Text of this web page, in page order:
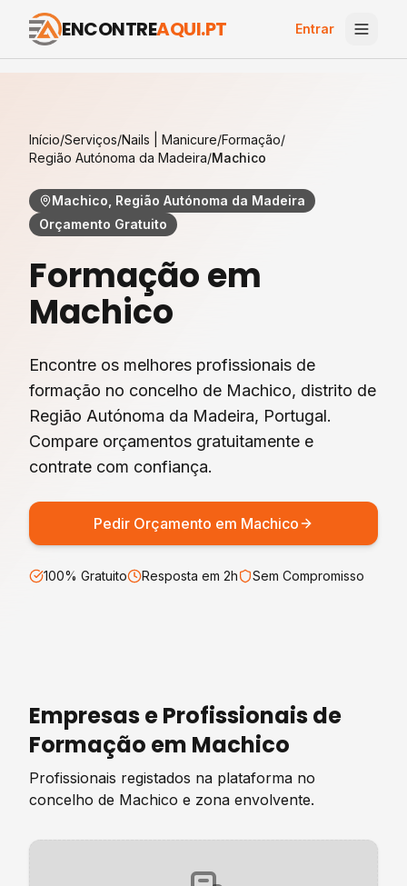
ENCONTREAQUI.PT Entrar
Início/Serviços/Nails | Manicure/Formação/
Região Autónoma da Madeira/Machico
Machico, Região Autónoma da Madeira
Orçamento Gratuito
Formaçãoem
Machico
Encontre os melhores profissionais de
formação no concelho de Machico, distrito de
Região Autónoma da Madeira, Portugal.
Compare orçamentos gratuitamente e
contrate com confiança.
Pedir Orçamento em Machico
100% Gratuito Resposta em 2h Sem Compromisso
Empresas e Profissionais de
Formação em Machico
Profissionais registados na plataforma no
concelho de Machico e zona envolvente.